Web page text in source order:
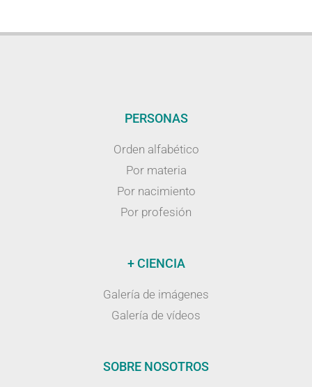
PERSONAS
Orden alfabético
Por materia
Por nacimiento
Por profesión
+ CIENCIA
Galería de imágenes
Galería de vídeos
SOBRE NOSOTROS